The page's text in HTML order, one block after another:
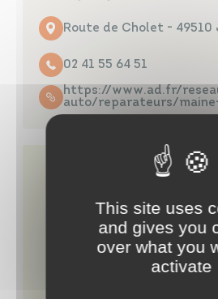
Route de Cholet - 49510
02 41 55 64 51
https://www.ad.fr/
auto/reparateurs/
This site uses
and gives you
over what you
activate